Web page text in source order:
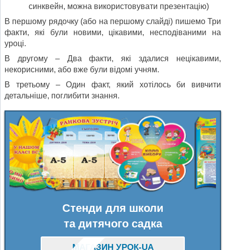
синквейн, можна використовувати презентацію)
В першому рядочку (або на першому слайді) пишемо Три
факти, які були новими, цікавими, несподіваними на
уроці.
В другому – Два факти, які здалися нецікавими,
некорисними, або вже були відомі учням.
В третьому – Один факт, який хотілось би вивчити
детальніше, поглибити знання.
Стенди для школи
та дитячого садка
МАГАЗИН УРОК-UA